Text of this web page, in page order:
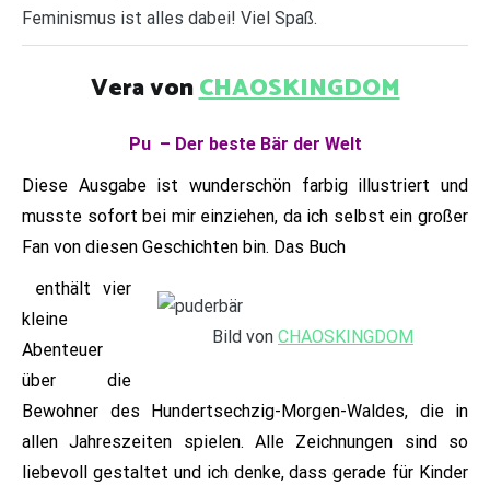
Feminismus ist alles dabei! Viel Spaß.
Vera vonCHAOSKINGDOM
Pu – Der beste Bär der Welt
Diese Ausgabe ist wunderschön farbig illustriert und
musste sofort bei mir einziehen, da ich selbst ein großer
Fan von diesen Geschichten bin. Das Buch
Bild von CHAOSKINGDOM
enthält vier
kleine
Abenteuer
über die
Bewohner des Hundertsechzig-Morgen-Waldes, die in
allen Jahreszeiten spielen. Alle Zeichnungen sind so
liebevoll gestaltet und ich denke, dass gerade für Kinder